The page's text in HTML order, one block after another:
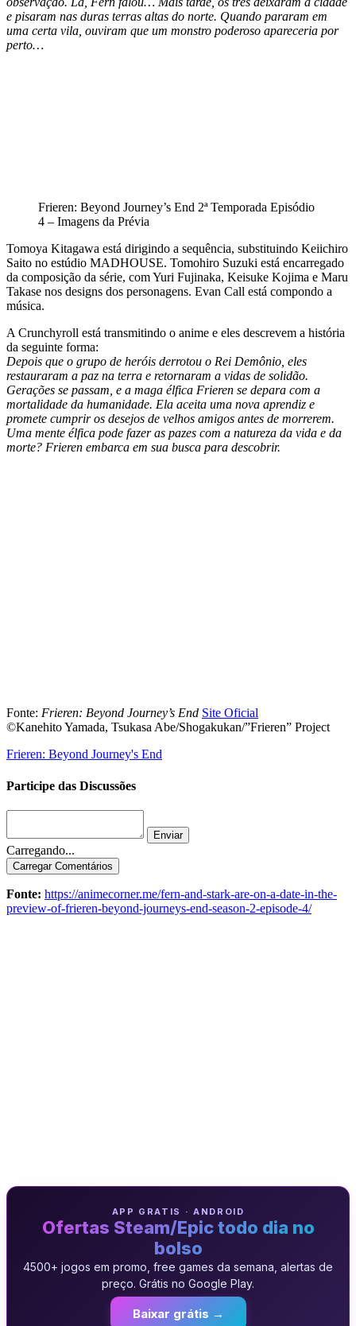
e pisaram nas duras terras altas do norte. Quando pararam em
uma certa vila, ouviram que um monstro poderoso apareceria por
perto…
Frieren: Beyond Journey’s End 2ª Temporada Episódio
4 – Imagens da Prévia
Tomoya Kitagawa está dirigindo a sequência, substituindo Keiichiro
Saito no estúdio MADHOUSE. Tomohiro Suzuki está encarregado
da composição da série, com Yuri Fujinaka, Keisuke Kojima e Maru
Takase nos designs dos personagens. Evan Call está compondo a
música.
A Crunchyroll está transmitindo o anime e eles descrevem a história
da seguinte forma:
Depois que o grupo de heróis derrotou o Rei Demônio, eles
restauraram a paz na terra e retornaram a vidas de solidão.
Gerações se passam, e a maga élfica Frieren se depara com a
mortalidade da humanidade. Ela aceita uma nova aprendiz e
promete cumprir os desejos de velhos amigos antes de morrerem.
Uma mente élfica pode fazer as pazes com a natureza da vida e da
morte? Frieren embarca em sua busca para descobrir.
Fonte: Frieren: Beyond Journey’s End Site Oficial
©Kanehito Yamada, Tsukasa Abe/Shogakukan/”Frieren” Project
Frieren: Beyond Journey's End
Participe das Discussões
Enviar
Carregando...
Carregar Comentários
Fonte: https://animecorner.me/fern-and-stark-are-on-a-date-in-the-
preview-of-frieren-beyond-journeys-end-season-2-episode-4/
APP GRATIS · ANDROID
Ofertas Steam/Epic todo dia no
bolso
4500+ jogos em promo, free games da semana, alertas de
preço. Grátis no Google Play.
Baixar grátis →